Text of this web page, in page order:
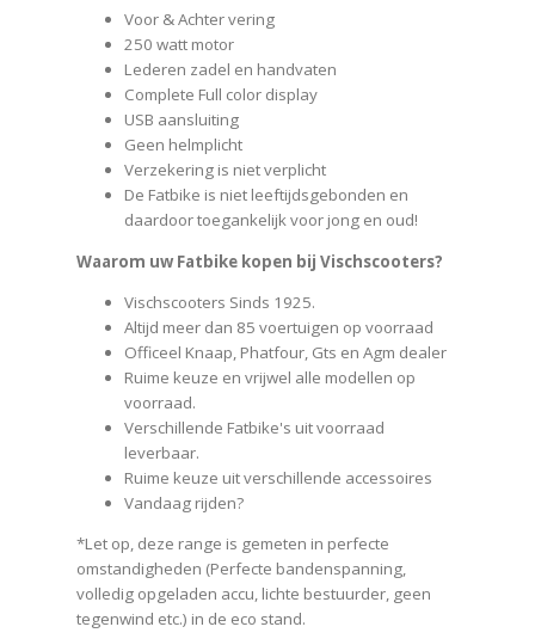
Voor & Achter vering
250 watt motor
Lederen zadel en handvaten
Complete Full color display
USB aansluiting
Geen helmplicht
Verzekering is niet verplicht
De Fatbike is niet leeftijdsgebonden en
daardoor toegankelijk voor jong en oud!
Waarom uw Fatbike kopen bij Vischscooters?
Vischscooters Sinds 1925.
Altijd meer dan 85 voertuigen op voorraad
Officeel Knaap, Phatfour, Gts en Agm dealer
Ruime keuze en vrijwel alle modellen op
voorraad.
Verschillende Fatbike's uit voorraad
leverbaar.
Ruime keuze uit verschillende accessoires
Vandaag rijden?
*Let op, deze range is gemeten in perfecte
omstandigheden (Perfecte bandenspanning,
volledig opgeladen accu, lichte bestuurder, geen
tegenwind etc.) in de eco stand.